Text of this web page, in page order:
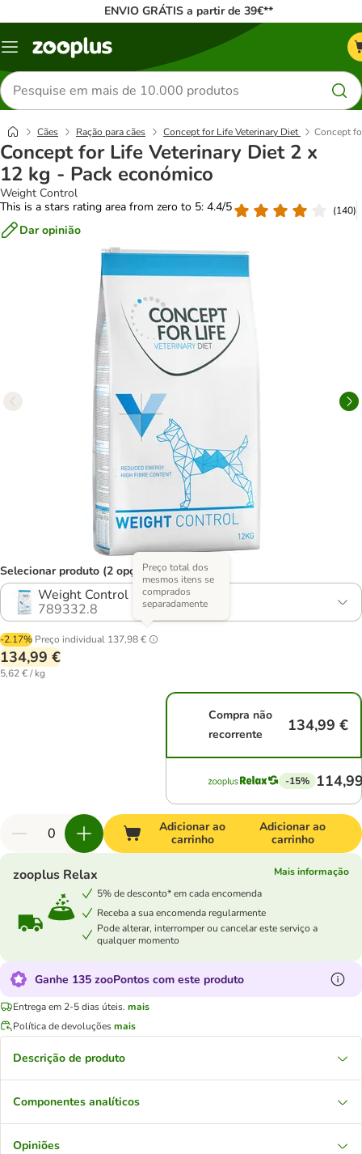
ENVIO GRÁTIS a partir de 39€**
Menu
Pesquisar
produtos
Cães Ração para cães Concept for Life Veterinary Diet Concept
Concept for Life Veterinary Diet 2 x
12 kg - Pack económico
Weight Control
This is a stars rating area from zero to 5: 4.4/5
(140)
Dar opinião
Selecionar produto (2 opções)
Weight Control
789332.8
-2.17% Preço individual 137,98 €
Preço total dos
mesmos itens se
comprados
separadamente
134,99 €
5,62 € / kg
Compra não
recorrente
134,99 €
-15%
Adicionar ao
carrinho
Adicionar ao
carrinho
zooplus Relax
Mais informação
5% de desconto* em cada encomenda
Receba a sua encomenda regularmente
Pode alterar, interromper ou cancelar este serviço a
qualquer momento
Ganhe 135 zooPontos com este produto
Entrega em 2-5 dias úteis. mais
Política de devoluçõesmais
Descrição de produto
Componentes analíticos
Opiniões